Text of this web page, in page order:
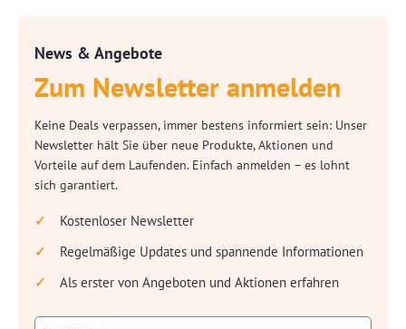
News & Angebote
Zum Newsletter anmelden
Keine Deals verpassen, immer bestens informiert sein: Unser
Newsletter hält Sie über neue Produkte, Aktionen und
Vorteile auf dem Laufenden. Einfach anmelden – es lohnt
sich garantiert.
Kostenloser Newsletter
Regelmäßige Updates und spannende Informationen
Als erster von Angeboten und Aktionen erfahren